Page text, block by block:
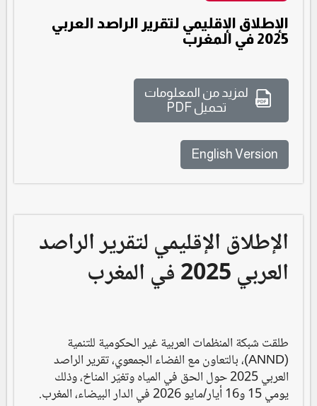
الإطلاق الإقليمي لتقرير الراصد العربي
2025 في المغرب
لمزيد من المعلومات
تحميل PDF
English Version
الإطلاق الإقليمي لتقرير الراصد
العربي 2025 في المغرب
طلقت شبكة المنظمات العربية غير الحكومية للتنمية
(ANND)، بالتعاون مع الفضاء الجمعوي، تقرير الراصد
العربي 2025 حول الحق في المياه وتغيّر المناخ، وذلك
يومي 15 و16 أيار/مايو 2026 في الدار البيضاء، المغرب.